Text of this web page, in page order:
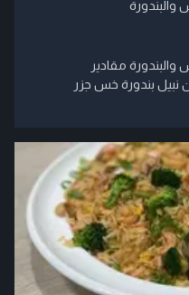
والبندورة
مقادير
بندورة خس جزر